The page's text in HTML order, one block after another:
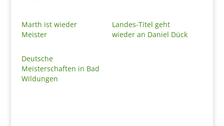
Marth ist wieder
Meister
Landes-Titel geht
wieder an Daniel Dück
Deutsche
Meisterschaften in Bad
Wildungen